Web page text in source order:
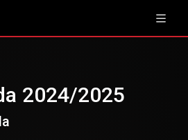
2024/2025